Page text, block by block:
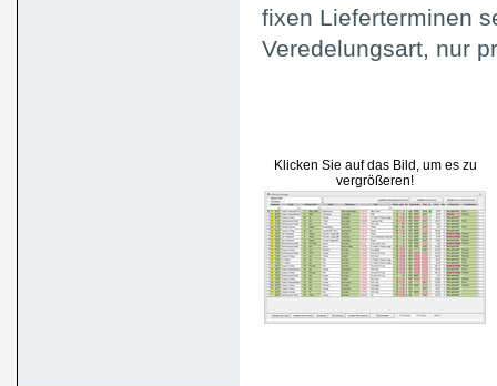
fixen Lieferterminen
Veredelungsart, nur
Klicken Sie auf das Bild, um es zu
vergrößeren!